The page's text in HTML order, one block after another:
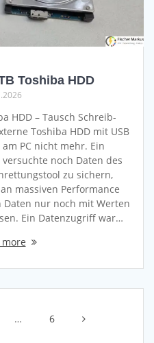
Toshiba HDD
HDD – Tausch Schreib-
Toshiba HDD mit USB
PC nicht mehr. Ein
noch Daten des
zu sichern,
massiven Performance
Daten nur noch mit Werten
Ein Datenzugriff war…
more
… Page
6